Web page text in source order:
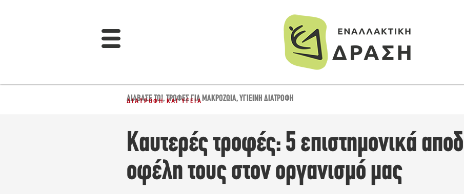
ΔΙΆΒΑΣΈ ΤΟ!,ΤΡΟΦΈΣ ΓΙΑ ΜΑΚΡΟΖΩΊΑ,ΥΓΙΕΙΝΉ ΔΙΑΤΡΟΦΉ
ΔΙΑΤΡΟΦΉ ΚΑΙ ΥΓΕΊΑ
Καυτερές τροφές: 5 επιστημονικά
οφέλη τους στον οργανισμό μας